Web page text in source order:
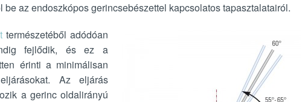
be az endoszkópos gerincsebészettel kapcsolatos tapasztalatairól.
természetéből adódóan
fejlődik, és ez a
érinti a minimálisan
Az eljárás
a gerinc oldalirányú